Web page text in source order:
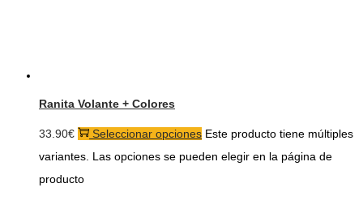
Ranita Volante + Colores
33.90€ Seleccionar opciones Este producto tiene múltiples
variantes. Las opciones se pueden elegir en la página de
producto